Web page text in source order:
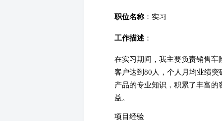
职位名称：实习
工作描述 ：
在实习期间，我主要负责销售
客户达到80人，个人月均业绩
产品的专业知识，积累了丰富
益。
项目经验